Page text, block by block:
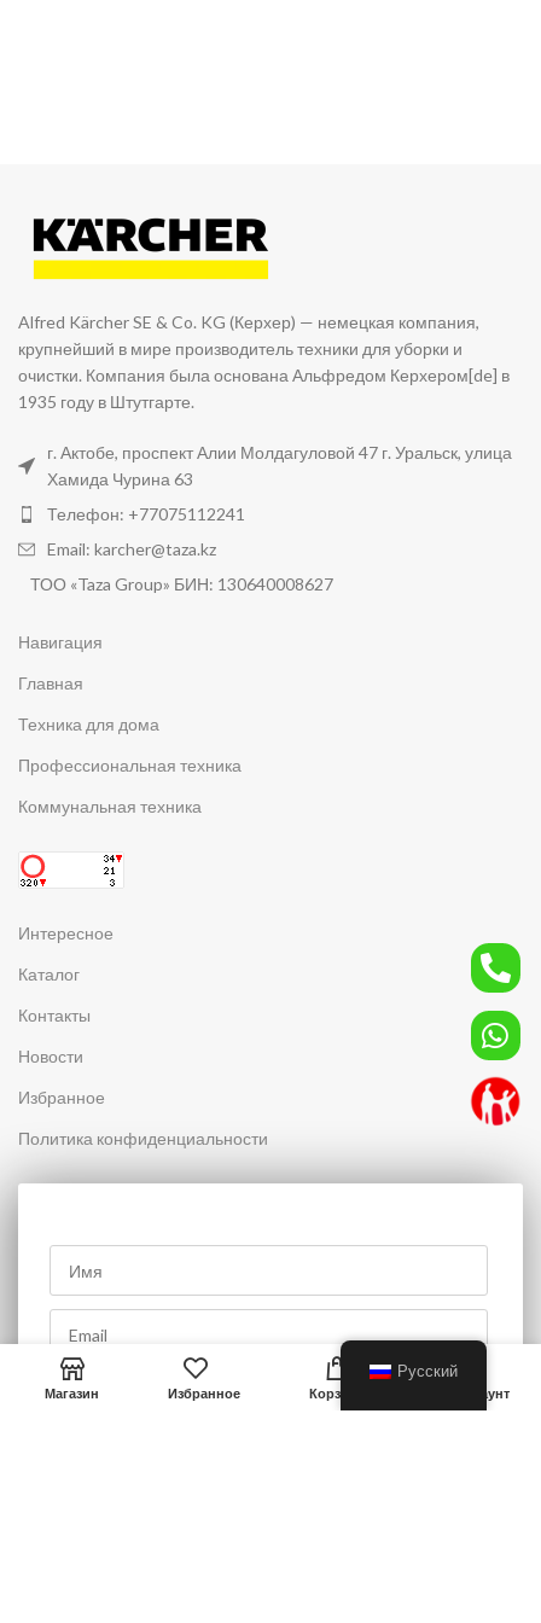
Alfred Kärcher SE & Co. KG (Керхер) — немецкая компания,
крупнейший в мире производитель техники для уборки и
очистки. Компания была основана Альфредом Керхером[de] в
1935 году в Штутгарте.
г. Актобе, проспект Алии Молдагуловой 47 г. Уральск, улица
Хамида Чурина 63
Телефон: +77075112241
Email: karcher@taza.kz
ТОО «Taza Group» БИН: 130640008627
Навигация
Главная
Техника для дома
Профессиональная техника
Коммунальная техника
Интересное
Каталог
Контакты
Новости
Избранное
Политика конфиденциальности
Русский
Магазин Избранное Корзина Мой аккаунт